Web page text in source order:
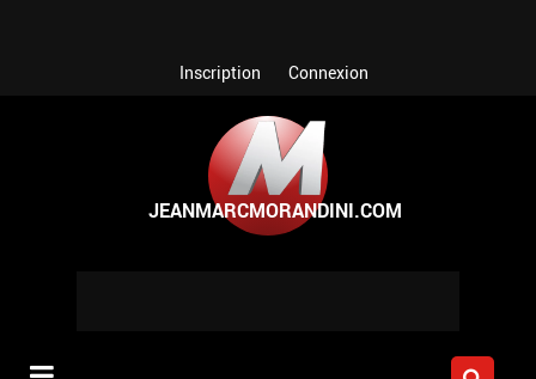
Inscription Connexion